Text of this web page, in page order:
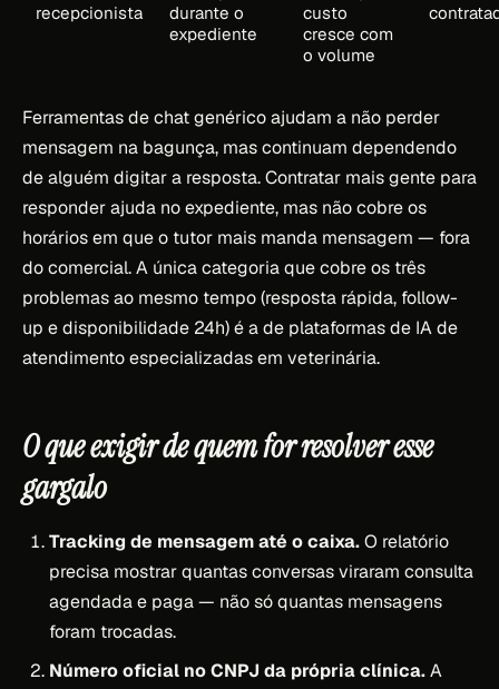
recepcionista
durante o
expediente
custo
cresce com
o volume
Ferramentas de chat genérico ajudam a não perder
mensagem na bagunça, mas continuam dependendo
de alguém digitar a resposta. Contratar mais gente para
responder ajuda no expediente, mas não cobre os
horários em que o tutor mais manda mensagem — fora
do comercial. A única categoria que cobre os três
problemas ao mesmo tempo (resposta rápida, follow-
up e disponibilidade 24h) é a de plataformas de IA de
atendimento especializadas em veterinária.
O que exigir de quem for resolver esse
gargalo
Tracking de mensagem até o caixa.O relatório
precisa mostrar quantas conversas viraram consulta
agendada e paga — não só quantas mensagens
foram trocadas.
Número oficial no CNPJ da própria clínica.A